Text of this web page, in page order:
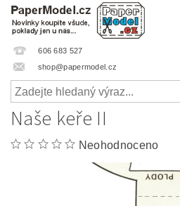
606 683 527
shop@papermodel.cz
Naše keře II
Neohodnoceno